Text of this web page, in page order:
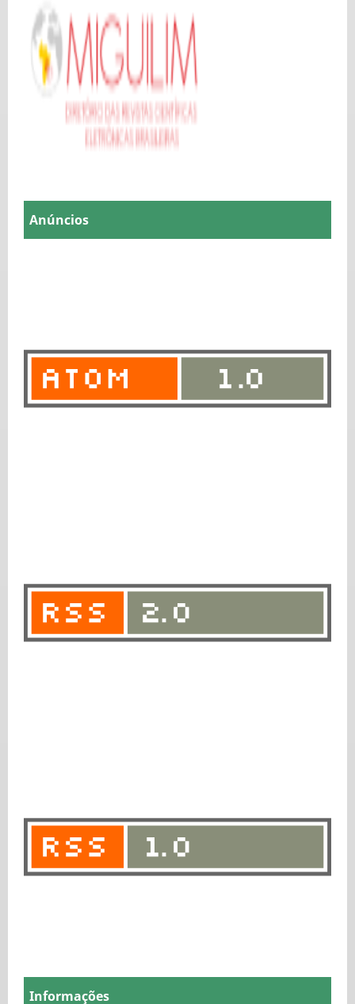
Anúncios
Informações